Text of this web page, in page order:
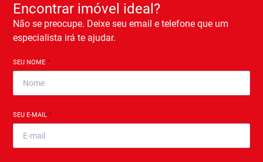
Encontrar imóvel ideal?
Não se preocupe. Deixe seu email e telefone que um
especialista irá te ajudar.
SEU NOME*
SEU E-MAIL*